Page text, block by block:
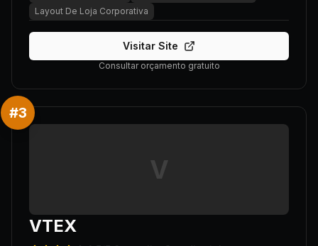
Layout De Loja Corporativa
Visitar Site
Consultar orçamento gratuito
#3
V
VTEX